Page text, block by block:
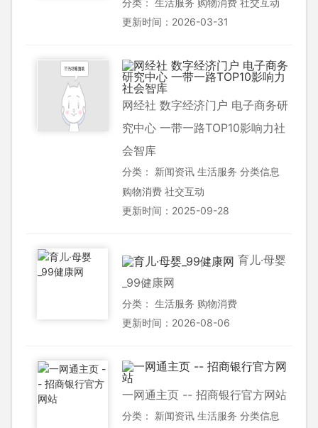
分类： 生活服务 购物消费 社交互动
更新时间：2026-03-31
网经社 数字经济门户 电子商务研
究中心 一带一路TOP10影响力社
会智库
分类： 新闻资讯 生活服务 分类信息
购物消费 社交互动
更新时间：2025-09-28
育儿·母婴
_99健康网
分类： 生活服务 购物消费
更新时间：2026-08-06
一网通主页 -- 招商银行官方网站
分类： 新闻资讯 生活服务 分类信息